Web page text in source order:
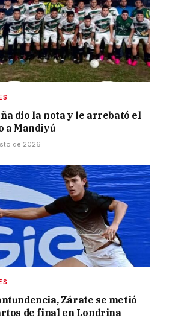
dio la nota y le arrebató el
a Mandiyú
de 2026
Zárate se metió
de final en Londrina